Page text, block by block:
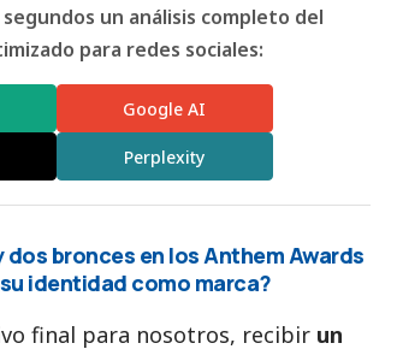
un análisis completo del
para redes sociales:
Google AI
Perplexity
dos bronces en los Anthem Awards
identidad como marca?
final para nosotros, recibir un